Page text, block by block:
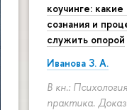
коучинге:
сознания и
служить опорой
Иванова З. А.
В кн.:
практика.